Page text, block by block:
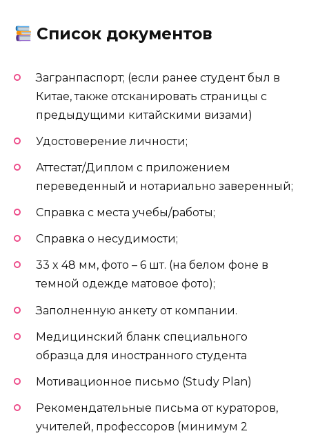
Список документов
Загранпаспорт; (если ранее студент был в
Китае, также отсканировать страницы с
предыдущими китайскими визами)
Удостоверение личности;
Аттестат/Диплом с приложением
переведенный и нотариально заверенный;
Справка с места учебы/работы;
Справка о несудимости;
33 x 48 мм, фото – 6 шт. (на белом фоне в
темной одежде матовое фото);
Заполненную анкету от компании.
Медицинский бланк специального
образца для иностранного студента
Мотивационное письмо (Study Plan)
Рекомендательные письма от кураторов,
учителей, профессоров (минимум 2